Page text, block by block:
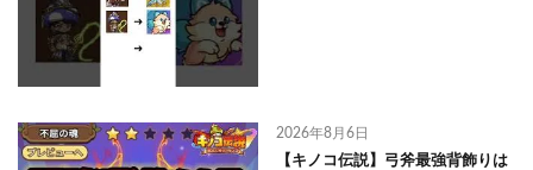
2026年8月6日
【キノコ伝説】弓斧最強背飾りは